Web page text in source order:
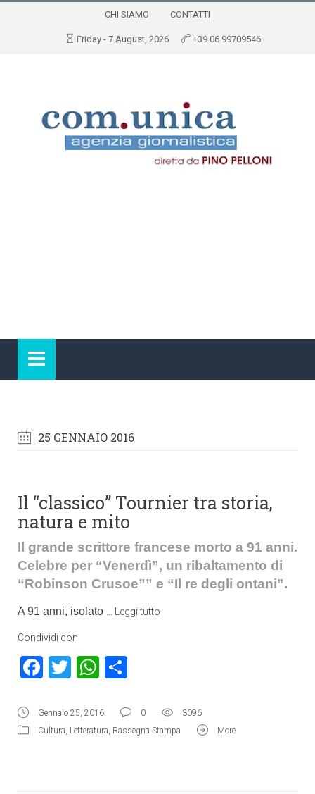
CHI SIAMO CONTATTI
Friday - 7 August, 2026 +39 06 99709546
25 GENNAIO 2016
Il “classico” Tournier tra storia,
natura e mito
Il grande scrittore francese morto a 91 anni.
Celebre per “Venerdì”, un ribaltamento di
“Robinson Crusoe”” e “Il re degli ontani”.
A 91 anni, isolato Leggi tutto
Condividi con
Facebook
TwitterWhatsApp
Gennaio 25, 2016 0
3096
Cultura, Letteratura, Rassegna Stampa More